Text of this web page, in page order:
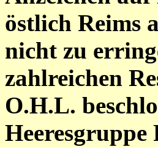
östlich Reims
nicht zu
zahlreichen
O.H.L.